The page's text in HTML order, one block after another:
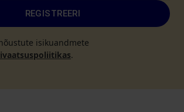
REGISTREERI
isikuandmete
.